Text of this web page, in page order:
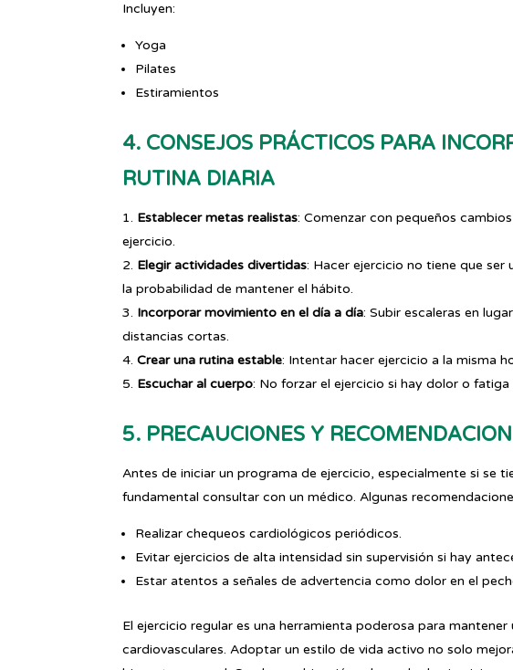
Incluyen:
Yoga
Pilates
Estiramientos
4. CONSEJOS PRÁCTICOS PARA
RUTINA DIARIA
Establecer metas realistas: Comenzar con pequeños
ejercicio.
Elegir actividades divertidas: Hacer ejercicio no tiene que
la probabilidad de mantener el hábito.
Incorporar movimiento en el día a día: Subir escaleras en
distancias cortas.
Crear una rutina estable: Intentar hacer ejercicio a la misma
Escuchar al cuerpo: No forzar el ejercicio si hay dolor o
5. PRECAUCIONES Y
Antes de iniciar un programa de ejercicio, especialmente si se
fundamental consultar con un médico. Algunas
Realizar chequeos cardiológicos periódicos.
Evitar ejercicios de alta intensidad sin supervisión si hay
Estar atentos a señales de advertencia como dolor en el
El ejercicio regular es una herramienta poderosa para
cardiovasculares. Adoptar un estilo de vida activo no solo